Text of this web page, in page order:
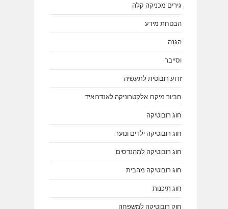
גירים מכניקה קלה
הבטחת מידע
הגנה
וסייבר
זרוע רובוטית לתעשיה
חביור מיקרו אלקטרוניקה לאנדרואיד
חוג רובוטיקה
חוג רובוטיקה ילדים ונוער
חוג רובוטיקה למהנדסים
חוג רובוטיקה מהבית
חוג תיכנות
חוק רובוטיקה למשפחה